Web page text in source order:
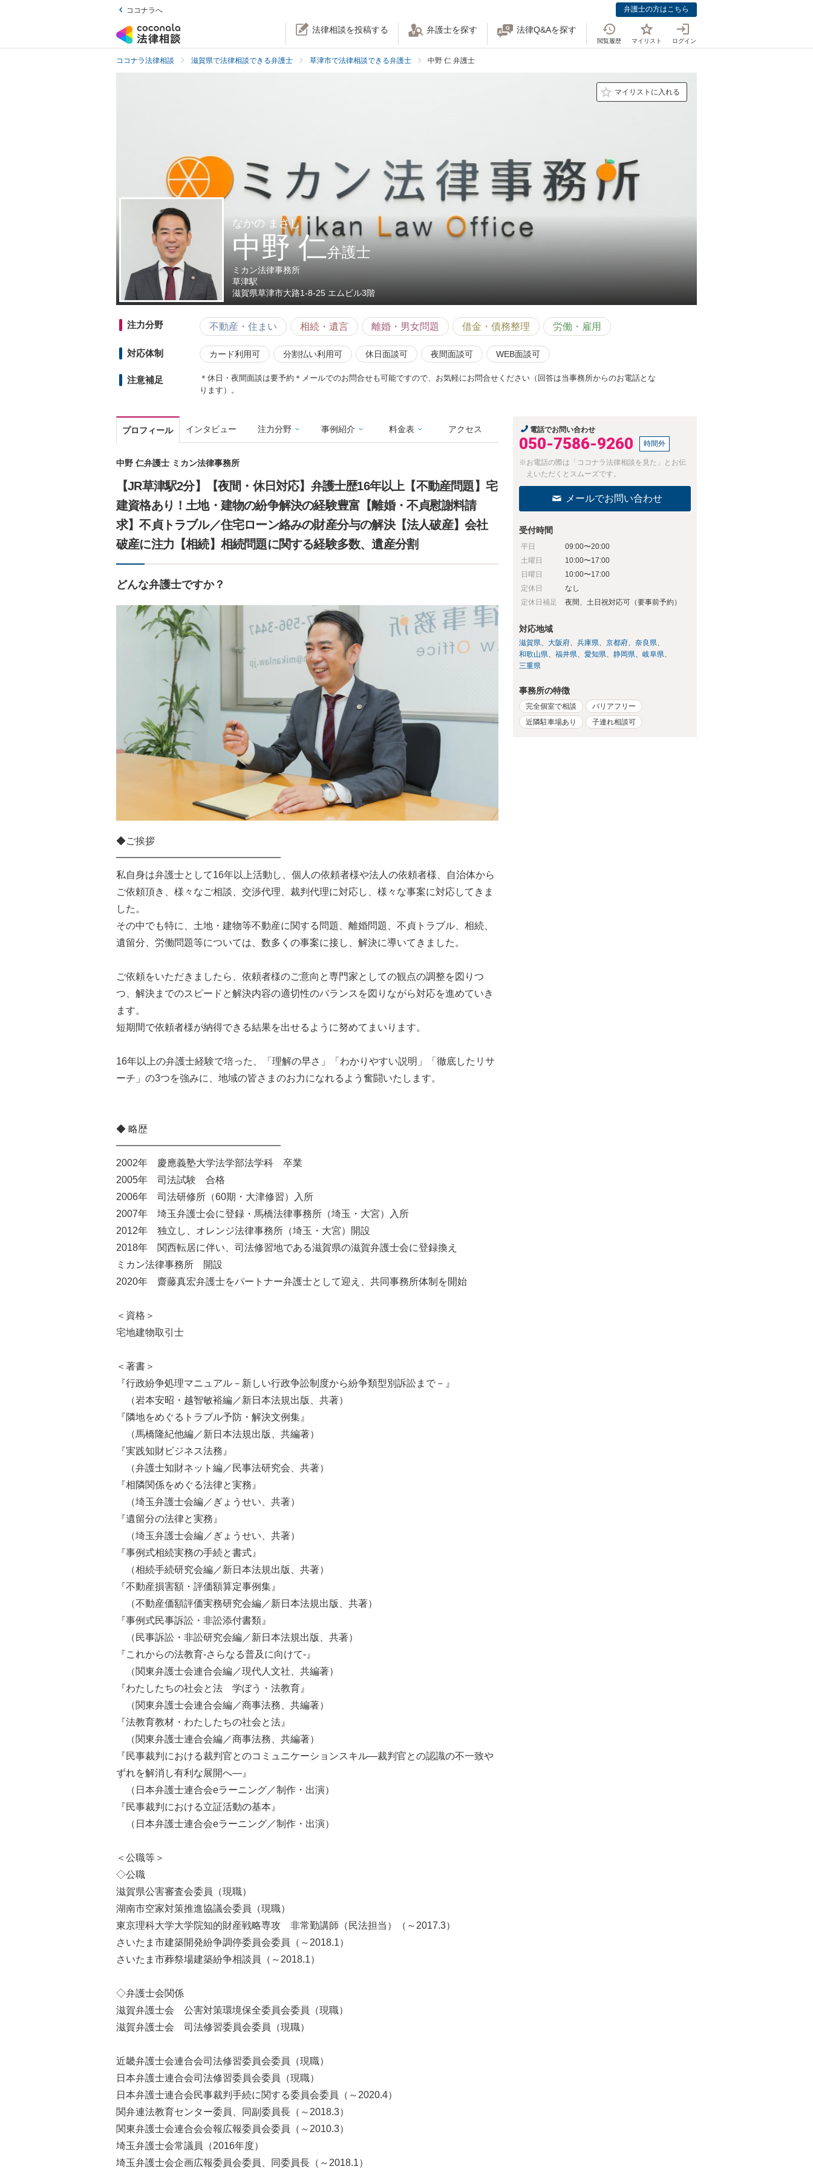
ココナラへ 弁護士の方はこちら
法律相談を投稿する 弁護士を探す 法律Q&Aを探す
閲覧履歴 マイリスト ログイン
ココナラ法律相談 滋賀県で法律相談できる弁護士 草津市で法律相談できる弁護士 中野 仁 弁護士
マイリストに入れる
なかの まさし
中野 仁弁護士
ミカン法律事務所
草津駅
滋賀県草津市大路1-8-25 エムビル3階
注力分野 不動産・住まい 相続・遺言 離婚・男女問題 借金・債務整理 労働・雇用
対応体制 カード利用可 分割払い利用可 休日面談可 夜間面談可 WEB面談可
注意補足
＊休日・夜間面談は要予約＊メールでのお問合せも可能ですので、お気軽にお問合せください（回答は当事務所からのお電話とな
ります）。
プロフィール インタビュー 注力分野 事例紹介 料金表 アクセス
中野 仁弁護士 ミカン法律事務所
【JR草津駅2分】【夜間・休日対応】弁護士歴16年以上【不動産問題】宅
建資格あり！土地・建物の紛争解決の経験豊富【離婚・不貞慰謝料請
求】不貞トラブル／住宅ローン絡みの財産分与の解決【法人破産】会社
破産に注力【相続】相続問題に関する経験多数、遺産分割
どんな弁護士ですか？
◆ご挨拶
━━━━━━━━━━━━━━━━━
私自身は弁護士として16年以上活動し、個人の依頼者様や法人の依頼者様、自治体から
ご依頼頂き、様々なご相談、交渉代理、裁判代理に対応し、様々な事案に対応してきま
した。
その中でも特に、土地・建物等不動産に関する問題、離婚問題、不貞トラブル、相続、
遺留分、労働問題等については、数多くの事案に接し、解決に導いてきました。
ご依頼をいただきましたら、依頼者様のご意向と専門家としての観点の調整を図りつ
つ、解決までのスピードと解決内容の適切性のバランスを図りながら対応を進めていき
ます。
短期間で依頼者様が納得できる結果を出せるように努めてまいります。
16年以上の弁護士経験で培った、「理解の早さ」「わかりやすい説明」「徹底したリサ
ーチ」の3つを強みに、地域の皆さまのお力になれるよう奮闘いたします。
◆ 略歴
━━━━━━━━━━━━━━━━━
2002年 慶應義塾大学法学部法学科 卒業
2005年 司法試験 合格
2006年 司法研修所（60期・大津修習）入所
2007年 埼玉弁護士会に登録・馬橋法律事務所（埼玉・大宮）入所
2012年 独立し、オレンジ法律事務所（埼玉・大宮）開設
2018年 関西転居に伴い、司法修習地である滋賀県の滋賀弁護士会に登録換え
ミカン法律事務所 開設
2020年 齋藤真宏弁護士をパートナー弁護士として迎え、共同事務所体制を開始
＜資格＞
宅地建物取引士
＜著書＞
『行政紛争処理マニュアル－新しい行政争訟制度から紛争類型別訴訟まで－』
（岩本安昭・越智敏裕編／新日本法規出版、共著）
『隣地をめぐるトラブル予防・解決文例集』
（馬橋隆紀他編／新日本法規出版、共編著）
『実践知財ビジネス法務』
（弁護士知財ネット編／民事法研究会、共著）
『相隣関係をめぐる法律と実務』
（埼玉弁護士会編／ぎょうせい、共著）
『遺留分の法律と実務』
（埼玉弁護士会編／ぎょうせい、共著）
『事例式相続実務の手続と書式』
（相続手続研究会編／新日本法規出版、共著）
『不動産損害額・評価額算定事例集』
（不動産価額評価実務研究会編／新日本法規出版、共著）
『事例式民事訴訟・非訟添付書類』
（民事訴訟・非訟研究会編／新日本法規出版、共著）
『これからの法教育-さらなる普及に向けて-』
（関東弁護士会連合会編／現代人文社、共編著）
『わたしたちの社会と法 学ぼう・法教育』
（関東弁護士会連合会編／商事法務、共編著）
『法教育教材・わたしたちの社会と法』
（関東弁護士連合会編／商事法務、共編著）
『民事裁判における裁判官とのコミュニケーションスキル―裁判官との認識の不一致や
ずれを解消し有利な展開へ―』
（日本弁護士連合会eラーニング／制作・出演）
『民事裁判における立証活動の基本』
（日本弁護士連合会eラーニング／制作・出演）
＜公職等＞
◇公職
滋賀県公害審査会委員（現職）
湖南市空家対策推進協議会委員（現職）
東京理科大学大学院知的財産戦略専攻 非常勤講師（民法担当）（～2017.3）
さいたま市建築開発紛争調停委員会委員（～2018.1）
さいたま市葬祭場建築紛争相談員（～2018.1）
◇弁護士会関係
滋賀弁護士会 公害対策環境保全委員会委員（現職）
滋賀弁護士会 司法修習委員会委員（現職）
近畿弁護士会連合会司法修習委員会委員（現職）
日本弁護士連合会司法修習委員会委員（現職）
日本弁護士連合会民事裁判手続に関する委員会委員（～2020.4）
関弁連法教育センター委員、同副委員長（～2018.3）
関東弁護士会連合会会報広報委員会委員（～2010.3）
埼玉弁護士会常議員（2016年度）
埼玉弁護士会企画広報委員会委員、同委員長（～2018.1）
電話でお問い合わせ
050-7586-9260 時間外
※お電話の際は「ココナラ法律相談を見た」とお伝
えいただくとスムーズです。
メールでお問い合わせ
受付時間
平日
09:00〜20:00
土曜日
10:00〜17:00
日曜日
10:00〜17:00
定休日
なし
定休日補足
夜間、土日祝対応可（要事前予約）
対応地域
滋賀県 大阪府 兵庫県 京都府
奈良県
和歌山県
福井県 愛知県 静岡県
岐阜県
三重県
事務所の特徴
完全個室で相談
バリアフリー
近隣駐車場あり
子連れ相談可